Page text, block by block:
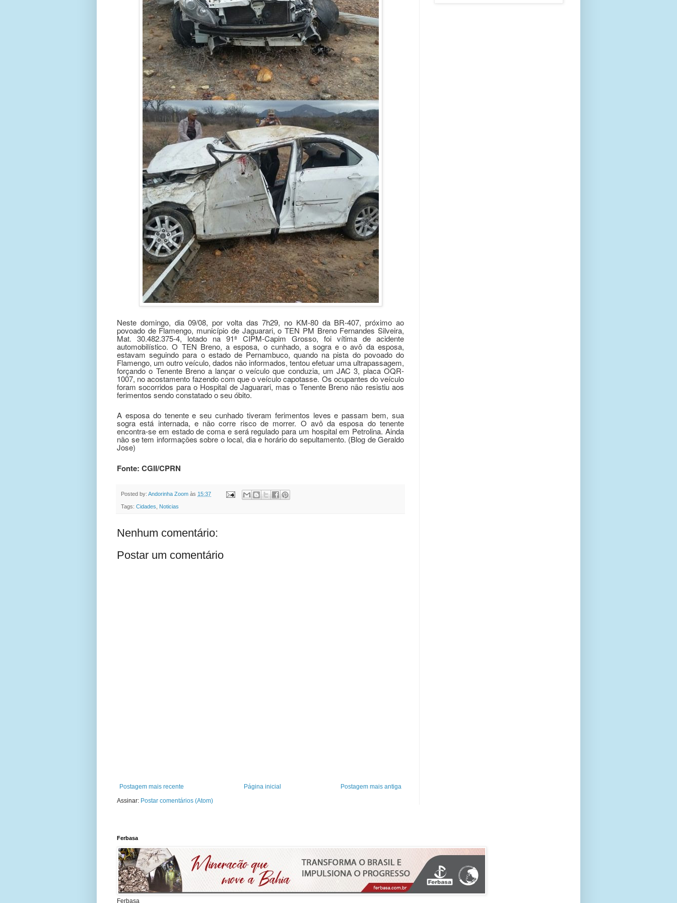
Neste domingo, dia 09/08, por volta das 7h29, no KM-80 da BR-407, próximo ao
povoado de Flamengo, município de Jaguarari, o TEN PM Breno Fernandes Silveira,
Mat. 30.482.375-4, lotado na 91ª CIPM-Capim Grosso, foi vítima de acidente
automobilístico. O TEN Breno, a esposa, o cunhado, a sogra e o avô da esposa,
estavam seguindo para o estado de Pernambuco, quando na pista do povoado do
Flamengo, um outro veículo, dados não informados, tentou efetuar uma ultrapassagem,
forçando o Tenente Breno a lançar o veículo que conduzia, um JAC 3, placa OQR-
1007, no acostamento fazendo com que o veículo capotasse. Os ocupantes do veículo
foram socorridos para o Hospital de Jaguarari, mas o Tenente Breno não resistiu aos
ferimentos sendo constatado o seu óbito.
A esposa do tenente e seu cunhado tiveram ferimentos leves e passam bem, sua
sogra está internada, e não corre risco de morrer. O avô da esposa do tenente
encontra-se em estado de coma e será regulado para um hospital em Petrolina. Ainda
não se tem informações sobre o local, dia e horário do sepultamento. (Blog de Geraldo
Jose)
Fonte: CGII/CPRN
Posted by: Andorinha Zoom às 15:37
Tags: Cidades Noticias
Nenhum comentário:
Postar um comentário
Postagem mais recente Postagem mais antiga
Página inicial
Assinar: Postar comentários (Atom)
Ferbasa
Ferbasa